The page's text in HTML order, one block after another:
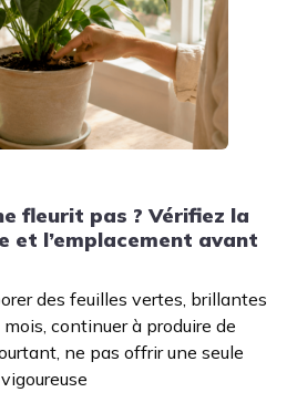
fleurit pas ? Vérifiez la
et l’emplacement avant
des feuilles vertes, brillantes
continuer à produire de
ne pas offrir une seule